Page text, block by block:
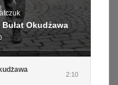
Okudżawa
2:10